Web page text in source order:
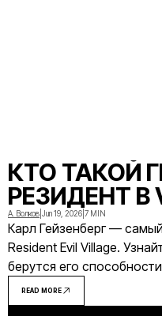
КТО ТАКОЙ
РЕЗИДЕНТ В
А. Волков Jun 19, 2026 7 MIN
Карл Гейзенберг —
Resident Evil Village.
берутся его
устроен его завод и как
READ MORE